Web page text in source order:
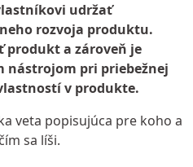
udržať
rozvoja produktu.
produkt a zároveň je
nástrojom pri priebežnej
v produkte.
veta popisujúca pre koho a
sa líši.